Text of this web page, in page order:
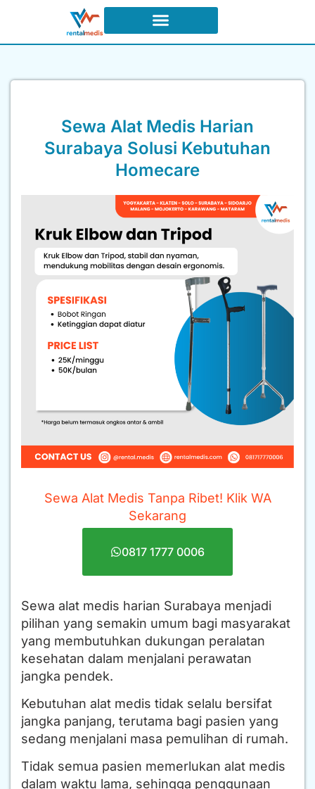
Sewa Alat Medis Harian
Surabaya Solusi Kebutuhan
Homecare
Sewa Alat Medis Tanpa Ribet! Klik WA
Sekarang
0817 1777 0006
Sewa alat medis harian Surabaya menjadi
pilihan yang semakin umum bagi masyarakat
yang membutuhkan dukungan peralatan
kesehatan dalam menjalani perawatan
jangka pendek.
Kebutuhan alat medis tidak selalu bersifat
jangka panjang, terutama bagi pasien yang
sedang menjalani masa pemulihan di rumah.
Tidak semua pasien memerlukan alat medis
dalam waktu lama, sehingga penggunaan